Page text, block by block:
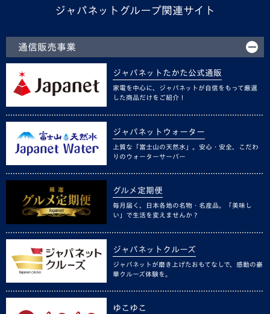
ジャパネットグループ関連サイト
通信販売事業
ジャパネットたかた公式通販
家電を中心に、ジャパネットが自信をもって厳選
した商品だけをご紹介！
ジャパネットウォーター
上質な「富士山の天然水」。安心・安全、こだわ
りのウォーターサーバー
グルメ定期便
毎月届く、日本各地の名物・名産品。「美味し
い」で生活を変えませんか？
ジャパネットクルーズ
ジャパネットが磨き上げたおもてなしで、感動の豪
華クルーズ体験を。
ゆこゆこ